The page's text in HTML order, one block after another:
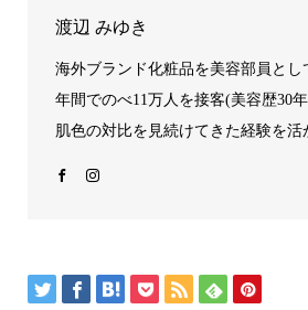
渡辺 みゆき
海外ブランド化粧品を美容部員とし
年間でのべ11万人を接客(美容歴30
肌色の対比を見続けてきた経験を活